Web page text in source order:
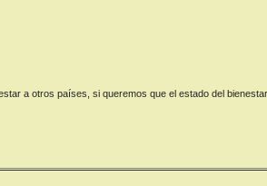
a otros países, si queremos que el estado del